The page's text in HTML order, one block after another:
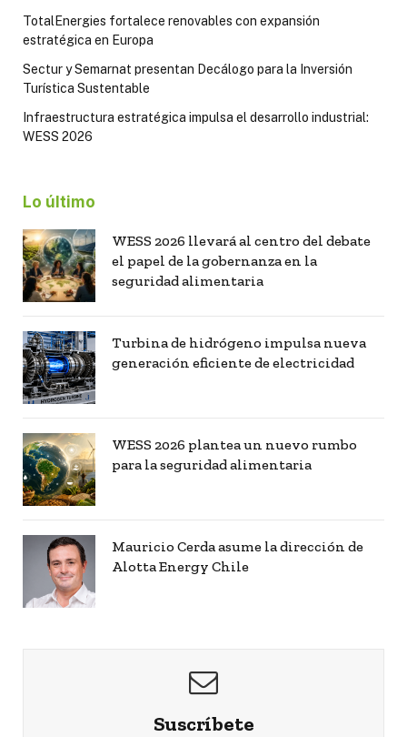
TotalEnergies fortalece renovables con expansión
estratégica en Europa
Sectur y Semarnat presentan Decálogo para la Inversión
Turística Sustentable
Infraestructura estratégica impulsa el desarrollo industrial:
WESS 2026
Lo último
WESS 2026 llevará al centro del debate
el papel de la gobernanza en la
seguridad alimentaria
Turbina de hidrógeno impulsa nueva
generación eficiente de electricidad
WESS 2026 plantea un nuevo rumbo
para la seguridad alimentaria
Mauricio Cerda asume la dirección de
Alotta Energy Chile
Suscríbete